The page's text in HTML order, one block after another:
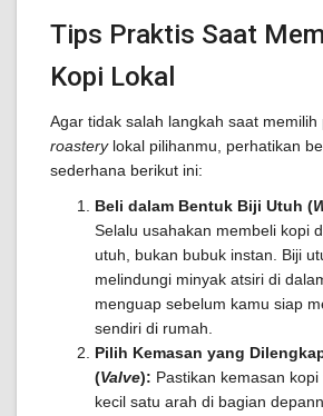
Tips Praktis Saat
Kopi Lokal
Agar tidak salah langkah saat
roasterylokal pilihanmu, perhatikan
sederhana berikut ini:
Beli dalam Bentuk Biji Utuh (
Selalu usahakan membeli kopi
utuh, bukan bubuk instan. Biji
melindungi minyak atsiri di
menguap sebelum kamu siap
sendiri di rumah.
Pilih Kemasan yang
(Valve): Pastikan kemasan
kecil satu arah di bagian